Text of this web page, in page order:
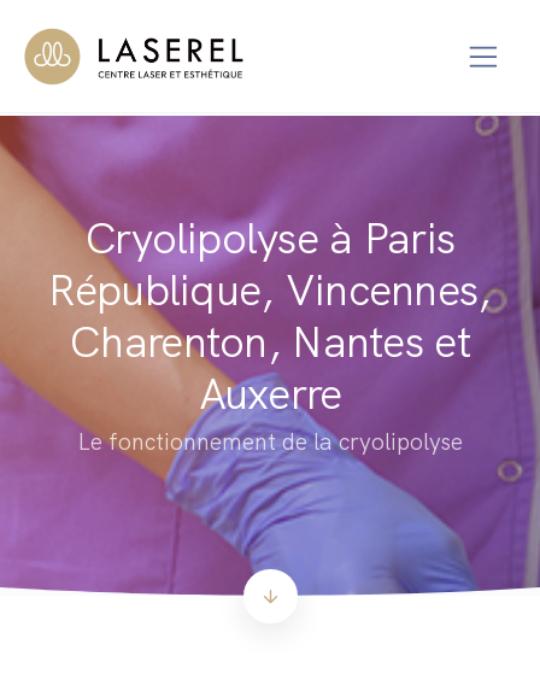
Cryolipolyse à Paris
République, Vincennes,
Charenton, Nantes et
Auxerre
Le fonctionnement de la cryolipolyse